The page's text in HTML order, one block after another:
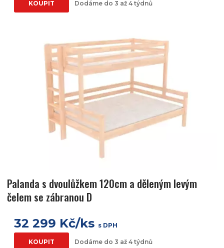
KOUPIT Dodáme do 3 až 4 týdnů
Palanda s dvoulůžkem 120cm a děleným levým
čelem se zábranou D
32 299 Kč/ks s DPH
KOUPIT Dodáme do 3 až 4 týdnů